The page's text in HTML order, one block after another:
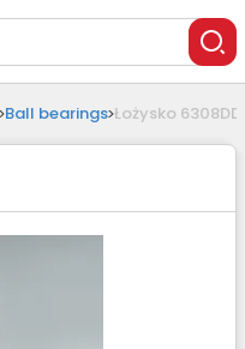
Ball bearings Łożysko